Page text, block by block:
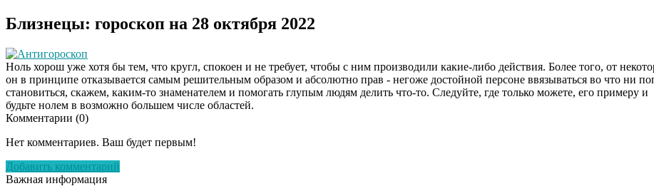
Близнецы: гороскоп на 28 октября 2022
Антигороскоп
Ноль хорош уже хотя бы тем, что кругл, спокоен и не требует, чтобы с ним производили какие-либо действия. Более того, от
он в принципе отказывается самым решительным образом и абсолютно прав - негоже достойной персоне ввязываться во что ни
становиться, скажем, каким-то знаменателем и помогать глупым людям делить что-то. Следуйте, где только можете, его примеру и
будьте нолем в возможно большем числе областей.
Комментарии (0)
Нет комментариев. Ваш будет первым!
Добавить комментарий
Важная информация